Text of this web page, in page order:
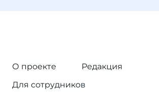
О проекте
Редакция
Для сотрудников